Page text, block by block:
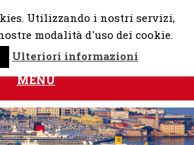
MENU
Utilizzando i nostri servizi,
modalità d'uso dei cookie.
Ulteriori informazioni